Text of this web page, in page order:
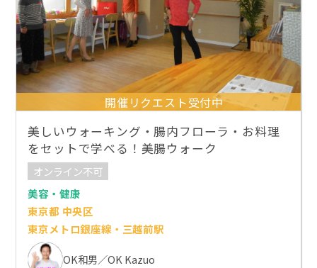
開催リクエスト受付中
美しいウォーキング・腸内フローラ・お料理
をセットで学べる！美腸ウォーク
オンライン不可
美容・健康
東京都 中央区
東京メトロ銀座線・三越前駅
OK和男／OK Kazuo